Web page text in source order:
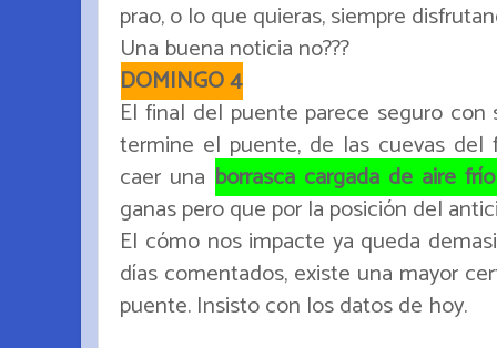
prao, o lo que quieras, siempre
Una buena noticia no???
DOMINGO 4
El final del puente parece seguro
termine el puente, de las cuevas
caer una borrasca cargada de aire
ganas pero que por la posición del
El cómo nos impacte ya queda
días comentados, existe una mayor
puente. Insisto con los datos de hoy.